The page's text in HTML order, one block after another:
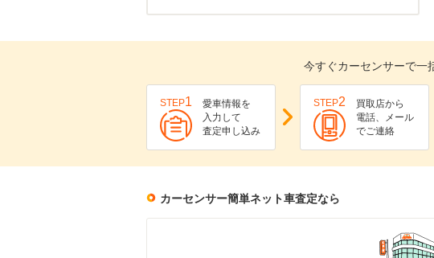
今すぐカーセンサーで一
STEP1
愛車情報を
入力して
査定申し込み
STEP2
買取店から
電話、メール
でご連絡
カーセンサー簡単ネット車査定なら